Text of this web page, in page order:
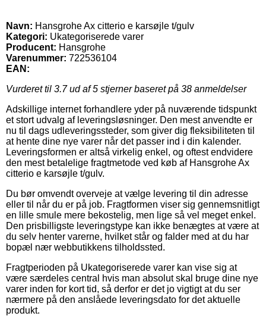
Navn: Hansgrohe Ax citterio e karsøjle t/gulv
Kategori: Ukategoriserede varer
Producent: Hansgrohe
Varenummer: 722536104
EAN:
Vurderet til 3.7ud af 5 stjerner baseret på 38 anmeldelser
Adskillige internet forhandlere yder på nuværende tidspunkt
et stort udvalg af leveringsløsninger. Den mest anvendte er
nu til dags udleveringssteder, som giver dig fleksibiliteten til
at hente dine nye varer når det passer ind i din kalender.
Leveringsformen er altså virkelig enkel, og oftest endvidere
den mest betalelige fragtmetode ved køb af Hansgrohe Ax
citterio e karsøjle t/gulv.
Du bør omvendt overveje at vælge levering til din adresse
eller til når du er på job. Fragtformen viser sig gennemsnitligt
en lille smule mere bekostelig, men lige så vel meget enkel.
Den prisbilligste leveringstype kan ikke benægtes at være at
du selv henter varerne, hvilket står og falder med at du har
bopæl nær webbutikkens tilholdssted.
Fragtperioden på Ukategoriserede varer kan vise sig at
være særdeles central hvis man absolut skal bruge dine nye
varer inden for kort tid, så derfor er det jo vigtigt at du ser
nærmere på den anslåede leveringsdato for det aktuelle
produkt.